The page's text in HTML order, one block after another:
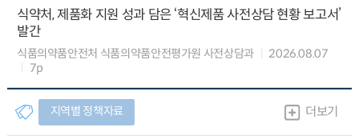
식약처, 제품화 지원 성과 담은 ‘혁신제품 사전상담 현황 보고서’
발간
식품의약품안전처 식품의약품안전평가원 사전상담과
2026.08.07
7p
지역별 정책자료 더보기